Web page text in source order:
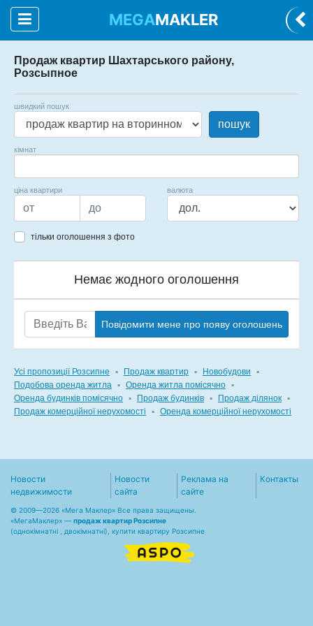
MEGAMAKLER
Продаж квартир Шахтарського району,
Розсыпное
швидкий пошук
пошук
кімнат
ціна квартири валюта
тільки оголошення з фото
Немає жодного оголошення
Повідомити мене про появу оголошень
Усі пропозиції Розсипне ▪ Продаж квартир ▪ Новобудови
▪
Подобова оренда житла ▪ Оренда житла помісячно ▪
Оренда будинків помісячно ▪ Продаж будинків ▪ Продаж ділянок ▪
Продаж комерційної нерухомості
▪ Оренда комерційної нерухомості
Новости
недвижимости
Новости
сайта
Реклама на
сайте
Контакты
© 2009—2026 «Мега Маклер» Все права защищены.
«МегаМаклер» — продаж квартир Розсипне
(однокімнатні , двокімнатні), купити квартиру Розсипне